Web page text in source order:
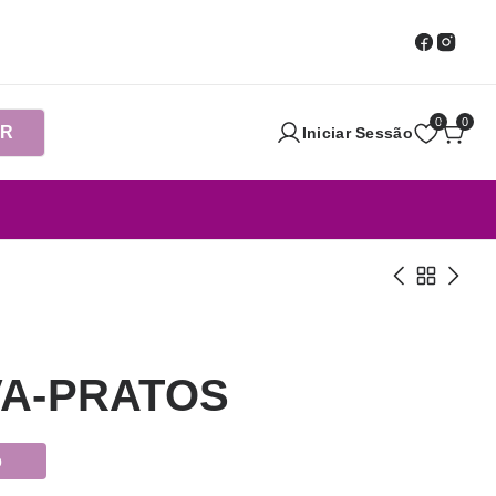
Iniciar Sessão
0 0
PRATOS